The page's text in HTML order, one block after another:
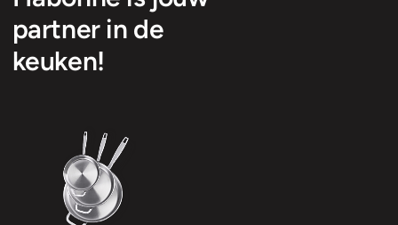
partner in de
keuken!